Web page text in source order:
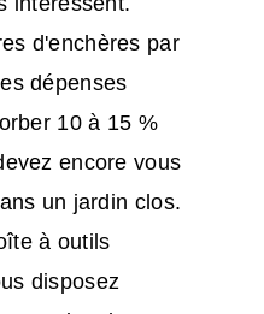
d'enchères par
dépenses
10 à 15 %
encore vous
un jardin clos.
à outils
disposez